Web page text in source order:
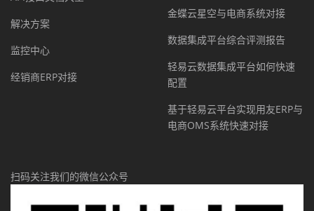
解决方案
监控中心
经销商ERP对接
金蝶云星空与电商系统对接
数据集成平台综合评测报告
轻易云数据集成平台如何快速
配置
基于轻易云平台实现用友ERP与
电商OMS系统快速对接
扫码关注我们的微信公众号